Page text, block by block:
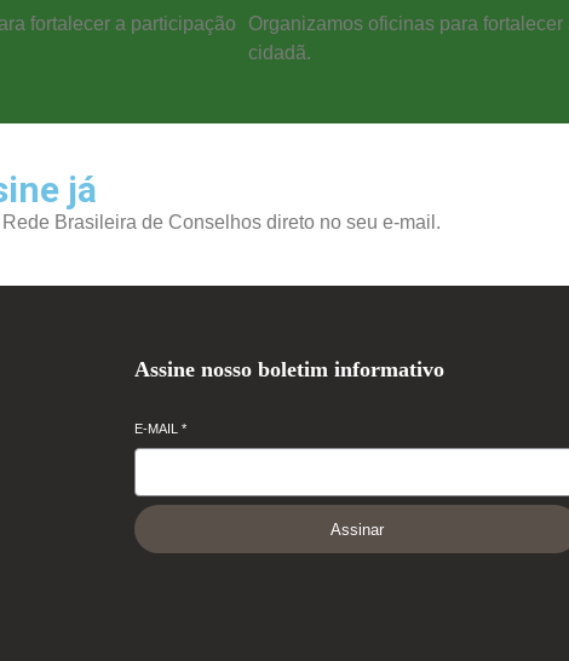
fortalecer a participação
Organizamos oficinas para fortalecer
cidadã.
já
Brasileira de Conselhos direto no seu e-mail.
Assine nosso boletim informativo
E-MAIL*
Assinar